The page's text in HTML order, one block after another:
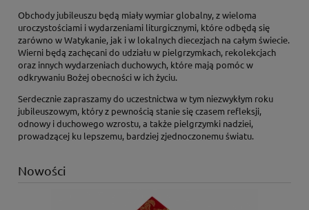
Obchody jubileuszu będą miały wymiar globalny, z wieloma
uroczystościami i wydarzeniami liturgicznymi, które odbędą się
zarówno w Watykanie, jak i w lokalnych diecezjach na całym świecie.
Wierni będą zachęcani do udziału w pielgrzymkach, rekolekcjach
oraz innych wydarzeniach duchowych, które mają pomóc w
odkrywaniu Bożej obecności w ich życiu.
Serdecznie zapraszamy do uczestnictwa w tym niezwykłym roku
jubileuszowym, który z pewnością stanie się czasem refleksji,
odnowy i duchowego wzrostu, a także pielgrzymki nadziei,
prowadzącej ku lepszemu, bardziej zjednoczonemu światu.
Nowości